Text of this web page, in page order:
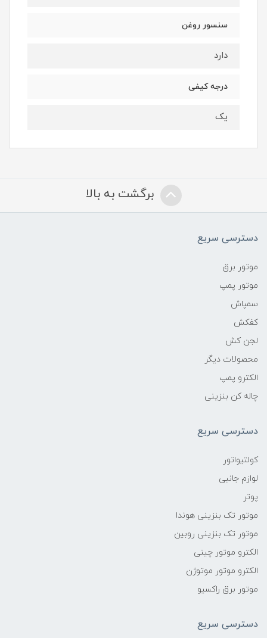
سنسور روغن
دارد
درجه کیفی
یک
برگشت به بالا
دسترسی سریع
موتور برق
موتور پمپ
سمپاش
کفکش
لجن کش
محصولات دیگر
الکترو پمپ
چاله کن بنزینی
دسترسی سریع
کولتیواتور
لوازم جانبی
پوتر
موتور تک بنزینی هوندا
موتور تک بنزینی روبین
الکترو موتور چینی
الکترو موتور موتوژن
موتور برق راکسیو
دسترسی سریع